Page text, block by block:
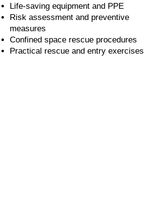
Life-saving equipment and PPE
Risk assessment and preventive
measures
Confined space rescue procedures
Practical rescue and entry exercises